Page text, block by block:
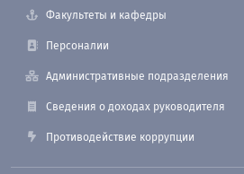
Факультеты и кафедры
Персоналии
Административные подразделения
Сведения о доходах руководителя
Противодействие коррупции